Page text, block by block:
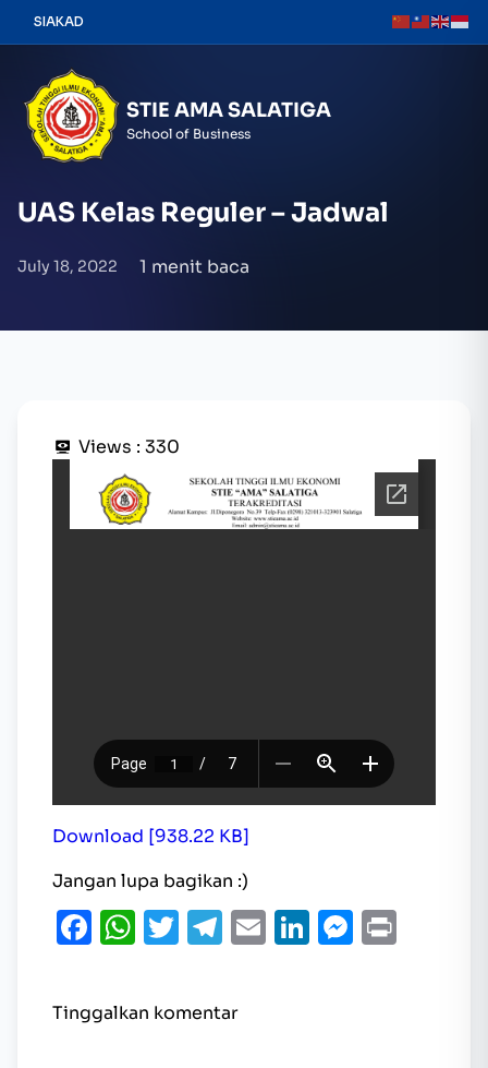
SIAKAD
STIE AMA SALATIGA
School of Business
UAS Kelas Reguler – Jadwal
July 18, 2022 1 menit baca
Views : 330
Download [938.22 KB]
Jangan lupa bagikan :)
Facebook
WhatsApp
Twitter
Telegram
EmailLinkedIn
Tinggalkan komentar